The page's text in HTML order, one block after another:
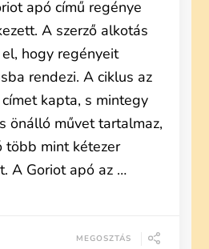
apó című regénye
A szerző alkotás
hogy regényeit
rendezi. A ciklus az
kapta, s mintegy
önálló művet tartalmaz,
több mint kétezer
A Goriot apó az …
MEGOSZTÁS